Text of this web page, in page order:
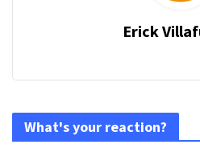
Erick
What's your reaction?